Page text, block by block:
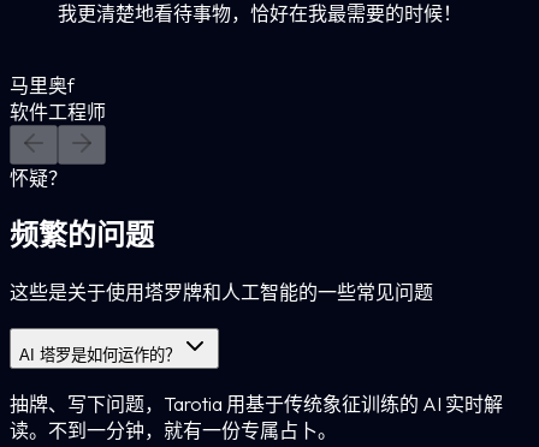
我更清楚地看待事物，恰好在我最需要的时候！
马里奥f
软件工程师
怀疑？
频繁的问题
这些是关于使用塔罗牌和人工智能的一些常见问题
AI 塔罗是如何运作的？
抽牌、写下问题，Tarotia 用基于传统象征训练的 AI 实时解
读。不到一分钟，就有一份专属占卜。